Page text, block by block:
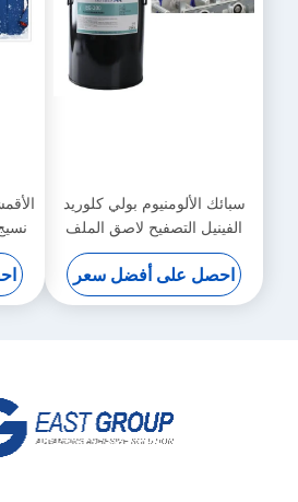
سبائك الألومنيوم بولي كلوريد
الفينيل التصفيح لاصق الملف
الشخصي التفاف لاصقة تذوب
الساخنة
احصل على أفضل سعر